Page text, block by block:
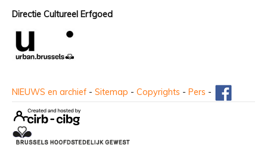
Directie Cultureel Erfgoed
NIEUWS en archief - Sitemap - Copyrights - Pers -